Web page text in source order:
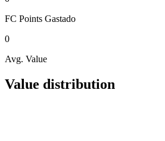
FC Points Gastado
0
Avg. Value
Value distribution